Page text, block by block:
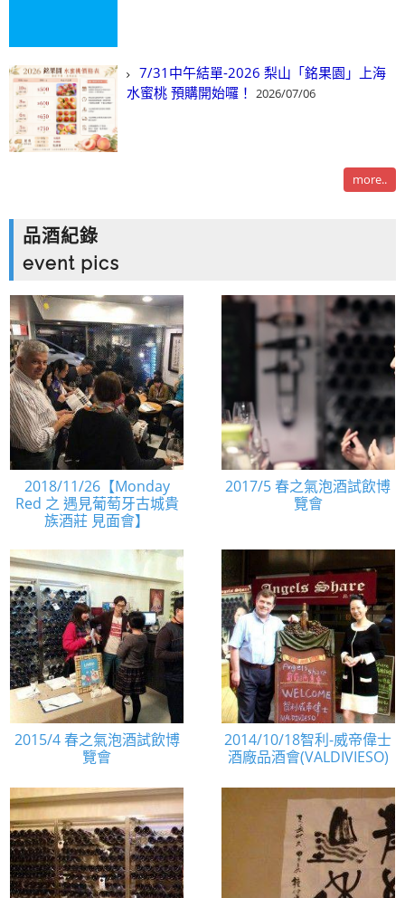
7/31中午結單-2026 梨山「銘果園」上海
水蜜桃 預購開始囉！ 2026/07/06
more..
品酒紀錄
event pics
2018/11/26【Monday
Red 之 遇見葡萄牙古城貴
族酒莊 見面會】
2017/5 春之氣泡酒試飲博
覽會
2015/4 春之氣泡酒試飲博
覽會
2014/10/18智利-威帝偉士
酒廠品酒會(VALDIVIESO)